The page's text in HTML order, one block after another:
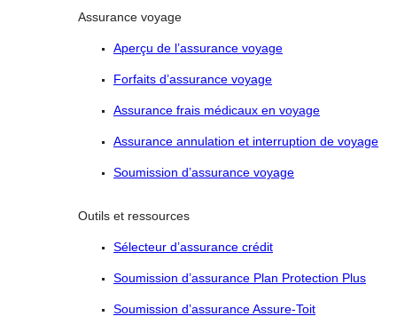
Assurance voyage
Aperçu de l’assurance voyage
Forfaits d’assurance voyage
Assurance frais médicaux en voyage
Assurance annulation et interruption de voyage
Soumission d’assurance voyage
Outils et ressources
Sélecteur d’assurance crédit
Soumission d’assurance Plan Protection Plus
Soumission d’assurance Assure-Toit